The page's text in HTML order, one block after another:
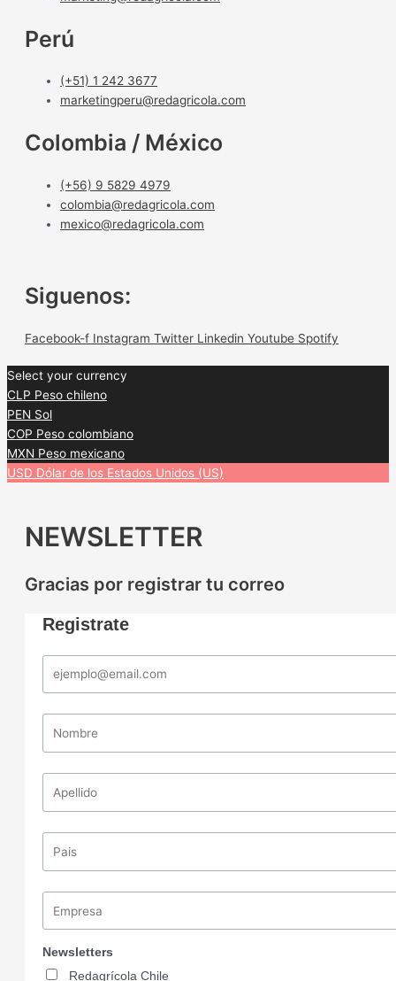
Perú
(+51) 1 242 3677
marketingperu@redagricola.com
Colombia / México
(+56) 9 5829 4979
colombia@redagricola.com
mexico@redagricola.com
Siguenos:
Facebook-f Instagram Twitter Linkedin Youtube Spotify
Select your currency
CLP Peso chileno
PEN Sol
COP Peso colombiano
MXN Peso mexicano
USD Dólar de los Estados Unidos (US)
NEWSLETTER
Gracias por registrar tu correo
Registrate
Newsletters
Redagrícola Chile